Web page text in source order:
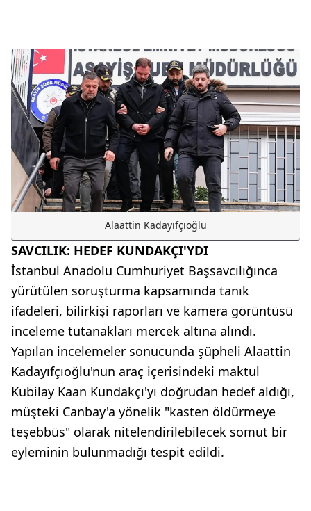
Alaattin Kadayıfçıoğlu
SAVCILIK: HEDEF KUNDAKÇI'YDI
İstanbul Anadolu Cumhuriyet Başsavcılığınca
yürütülen soruşturma kapsamında tanık
ifadeleri, bilirkişi raporları ve kamera görüntüsü
inceleme tutanakları mercek altına alındı.
Yapılan incelemeler sonucunda şüpheli Alaattin
Kadayıfçıoğlu'nun araç içerisindeki maktul
Kubilay Kaan Kundakçı'yı doğrudan hedef aldığı,
müşteki Canbay'a yönelik "kasten öldürmeye
teşebbüs" olarak nitelendirilebilecek somut bir
eyleminin bulunmadığı tespit edildi.